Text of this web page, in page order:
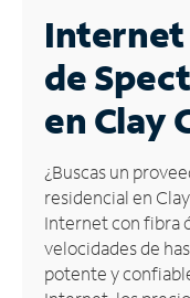
Business
Contáctanos
Inglés
Administrar
cuenta
Encuentra
una
de
en Clay
¿Buscas un
residencial en
Internet con fibra
velocidades de
potente y